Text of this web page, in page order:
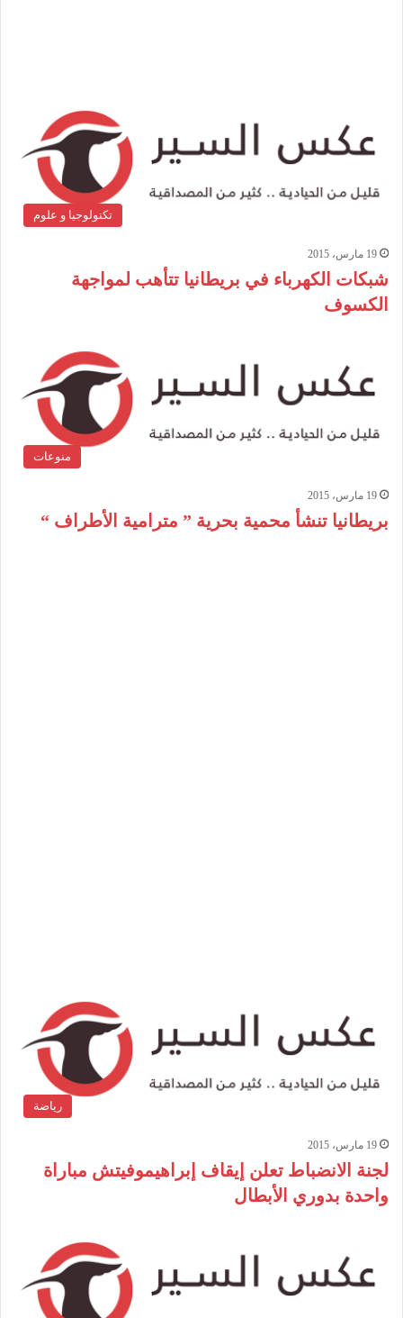
تكنولوجيا و علوم
19 مارس، 2015
شبكات الكهرباء في بريطانيا تتأهب لمواجهة
الكسوف
منوعات
19 مارس، 2015
بريطانيا تنشأ محمية بحرية ” مترامية الأطراف “
رياضة
19 مارس، 2015
لجنة الانضباط تعلن إيقاف إبراهيموفيتش مباراة
واحدة بدوري الأبطال